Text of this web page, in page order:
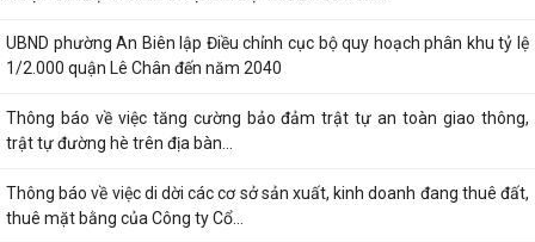
UBND phường An Biên lập Điều chỉnh cục bộ quy hoạch phân khu tỷ lệ
1/2.000 quận Lê Chân đến năm 2040
Thông báo về việc tăng cường bảo đảm trật tự an toàn giao thông,
trật tự đường hè trên địa bàn...
Thông báo về việc di dời các cơ sở sản xuất, kinh doanh đang thuê đất,
thuê mặt bằng của Công ty Cổ...